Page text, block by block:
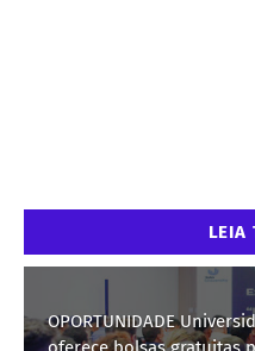
LEIA
OPORTUNIDADE